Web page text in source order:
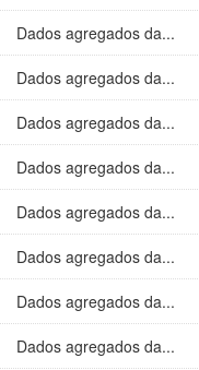
Dados agregados da...
Dados agregados da...
Dados agregados da...
Dados agregados da...
Dados agregados da...
Dados agregados da...
Dados agregados da...
Dados agregados da...